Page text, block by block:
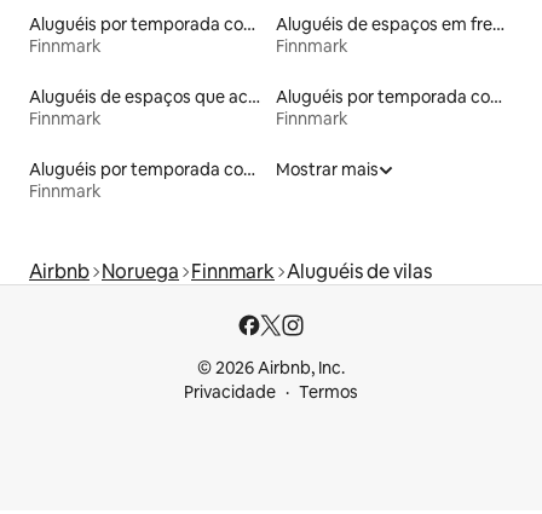
Aluguéis por temporada com acesso à praia
Finnmark
Aluguéis de espaços em frente à praia
Finnmark
Aluguéis de espaços que aceitam animais de estimação
Finnmark
Aluguéis por temporada com caiaque
Finnmark
Aluguéis por temporada com acesso ao lago
Finnmark
Mostrar mais
Airbnb Noruega Finnmark Aluguéis de vilas
© 2026 Airbnb, Inc.
Privacidade
Termos